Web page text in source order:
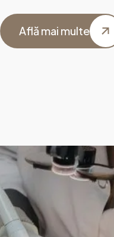
Află mai multe
Află mai multe